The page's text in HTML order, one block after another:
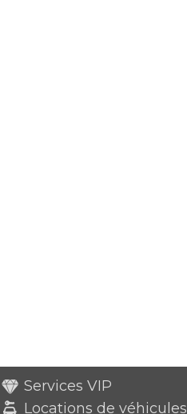
Services VIP
Locations de véhicules